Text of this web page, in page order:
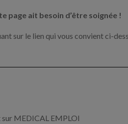
page ait besoin d’être soignée !
sur le lien qui vous convient ci-
sur MEDICAL EMPLOI